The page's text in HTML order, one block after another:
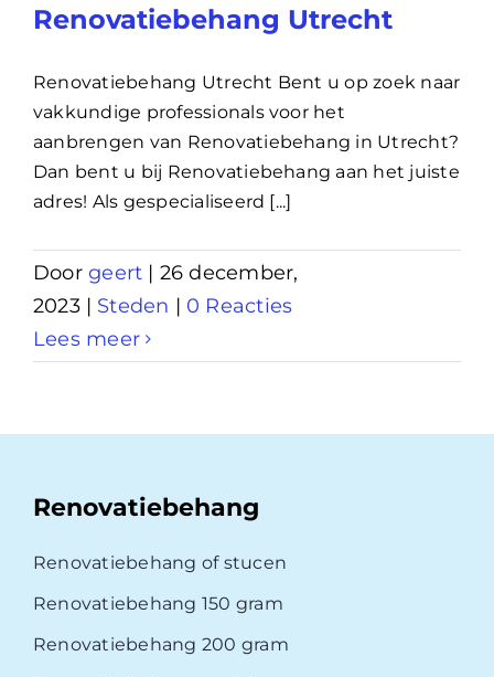
Renovatiebehang Utrecht
Renovatiebehang Utrecht Bent u op zoek naar
vakkundige professionals voor het
aanbrengen van Renovatiebehang in Utrecht?
Dan bent u bij Renovatiebehang aan het juiste
adres! Als gespecialiseerd [...]
Doorgeert | 26 december,
2023 | Steden | 0 Reacties
Lees meer
Renovatiebehang
Renovatiebehang of stucen
Renovatiebehang 150 gram
Renovatiebehang 200 gram